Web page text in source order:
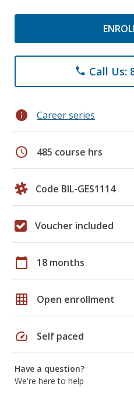
phone Call Us:
info Career series
schedule 485 course hrs
Code BIL-GES1114
Voucher included
calendar_today 18 months
grid_on Open enrollment
speed Self paced
Have a question?
We're here to help